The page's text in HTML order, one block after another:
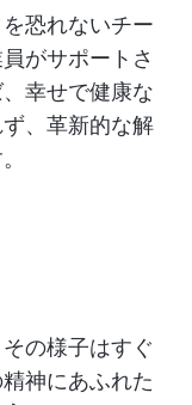
恐れないチー
がサポートさ
幸せで健康な
、革新的な解
の様子はすぐ
神にあふれた